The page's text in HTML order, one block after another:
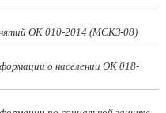
ОК 010-2014 (МСКЗ-08)
о населении ОК 018-